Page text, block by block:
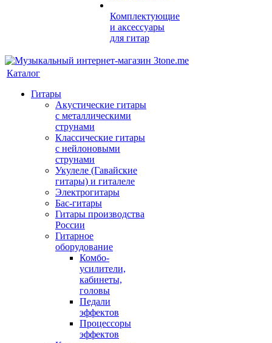
Комплектующие
и аксессуары
для гитар
Каталог
Гитары
Акустические гитары
с металлическими
струнами
Классические гитары
с нейлоновыми
струнами
Укулеле (Гавайские
гитары) и гиталеле
Электрогитары
Бас-гитары
Гитары производства
России
Гитарное
оборудование
Комбо-
усилители,
кабинеты,
головы
Педали
эффектов
Процессоры
эффектов